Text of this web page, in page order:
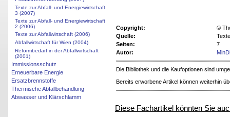
Texte zur Abfall- und Energiewirtschaft
3 (2007)
Texte zur Abfall- und Energiewirtschaft
2 (2006)
Texte zur Abfallwirtschaft (2006)
Abfallwirtschaft für Wien (2004)
Reformbedarf in der Abfallwirtschaft
(2001)
Immissionsschutz
Erneuerbare Energie
Ersatzbrennstoffe
Thermische Abfallbehandlung
Abwasser und Klärschlamm
Copyright:
©
Quelle:
Seiten:
7
Autor:
Die Bibliothek und die Kaufoptionen sind
Bereits erworbene Artikel können weiterhin
Diese Fachartikel könnten Sie